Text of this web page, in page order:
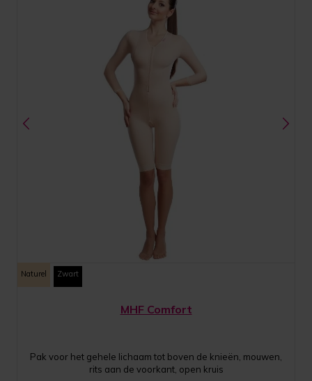
Naturel Zwart
MHF Comfort
Pak voor het gehele lichaam tot boven de knieën, mouwen,
rits aan de voorkant, open kruis